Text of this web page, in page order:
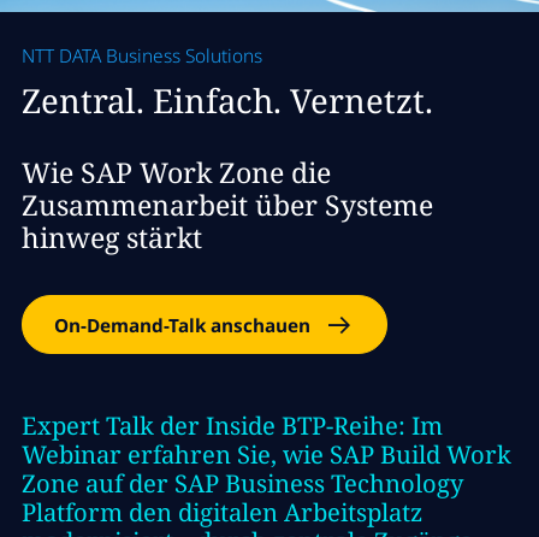
NTT DATA Business Solutions
Zentral. Einfach. Vernetzt.
Wie SAP Work Zone die
Zusammenarbeit über Systeme
hinweg stärkt
On-Demand-Talk anschauen
Expert Talk der Inside BTP-Reihe: Im
Webinar erfahren Sie, wie SAP Build Work
Zone auf der SAP Business Technology
Platform den digitalen Arbeitsplatz